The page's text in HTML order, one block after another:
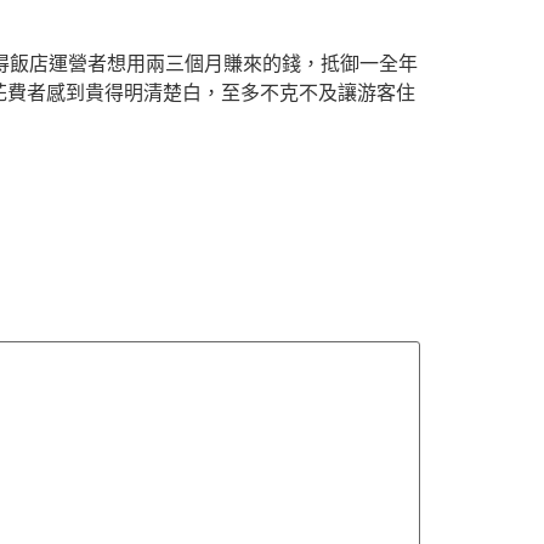
店運營者想用兩三個月賺來的錢，抵御一全年
者感到貴得明清楚白，至多不克不及讓游客住